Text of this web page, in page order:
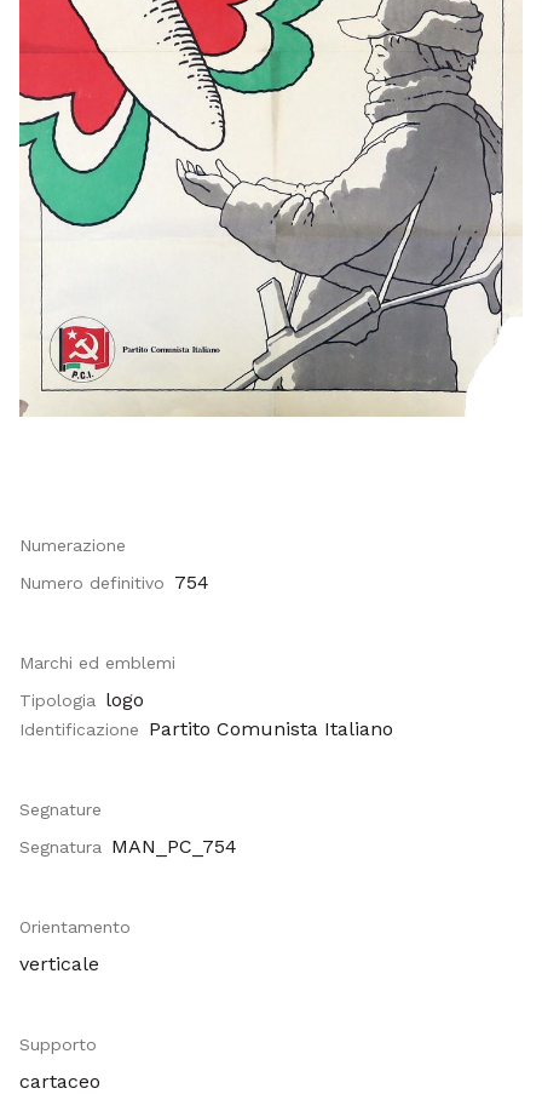
Numerazione
Numero definitivo
754
Marchi ed emblemi
Tipologia
logo
Identificazione Partito Comunista Italiano
Segnature
Segnatura
MAN_PC_754
Orientamento
verticale
Supporto
cartaceo